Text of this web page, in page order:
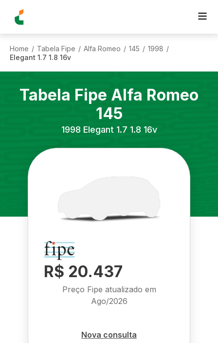
Home / Tabela Fipe / Alfa Romeo / 145 / 1998 /
Elegant 1.7 1.8 16v
Tabela Fipe Alfa Romeo
145
1998 Elegant 1.7 1.8 16v
R$ 20.437
Preço Fipe atualizado em
Ago/2026
Nova consulta